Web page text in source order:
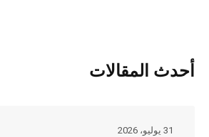
أحدث المقالات
31 يوليو، 2026